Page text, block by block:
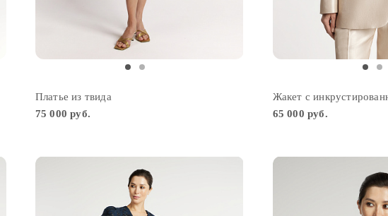
Платье из твида
75 000 руб.
65 000 руб.